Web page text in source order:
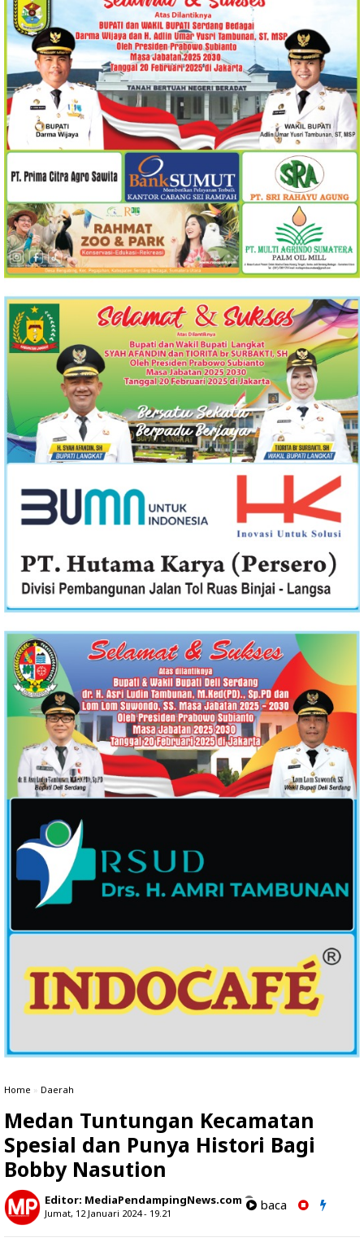
Home » Daerah
Medan Tuntungan Kecamatan
Spesial dan Punya Histori Bagi
Bobby Nasution
Editor: MediaPendampingNews.com
Jumat, 12 Januari 2024 - 19.21
baca